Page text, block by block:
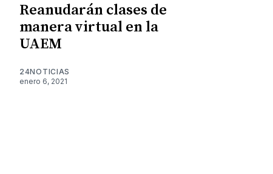
Reanudarán clases de
manera virtual en la
UAEM
24NOTICIAS
enero 6, 2021